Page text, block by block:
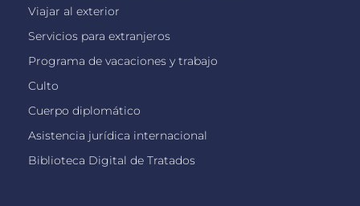
Viajar al exterior
Servicios para extranjeros
Programa de vacaciones y trabajo
Culto
Cuerpo diplomático
Asistencia jurídica internacional
Biblioteca Digital de Tratados